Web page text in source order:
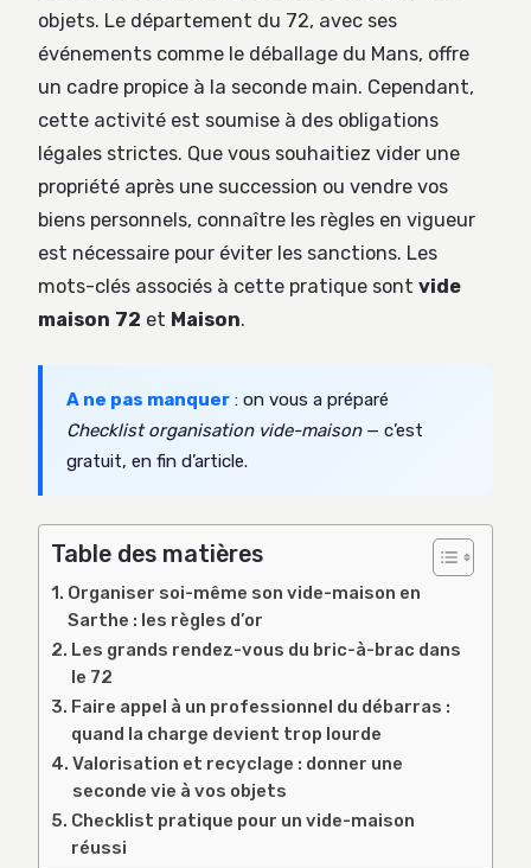
objets. Le département du 72, avec ses
événements comme le déballage du Mans, offre
un cadre propice à la seconde main. Cependant,
cette activité est soumise à des obligations
légales strictes. Que vous souhaitiez vider une
propriété après une succession ou vendre vos
biens personnels, connaître les règles en vigueur
est nécessaire pour éviter les sanctions. Les
mots-clés associés à cette pratique sont vide
maison 72 et Maison.
A ne pas manquer : on vous a préparé
Checklist organisation vide-maison— c’est
gratuit, en fin d’article.
Table des matières
Organiser soi-même son vide-maison en
Sarthe : les règles d’or
Les grands rendez-vous du bric-à-brac dans
le 72
Faire appel à un professionnel du débarras :
quand la charge devient trop lourde
Valorisation et recyclage : donner une
seconde vie à vos objets
Checklist pratique pour un vide-maison
réussi